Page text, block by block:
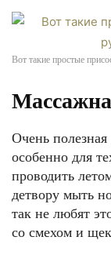
Вот такие простые
Очень
особенно для
проводить
детвору мыть
так не любят
со смехом и